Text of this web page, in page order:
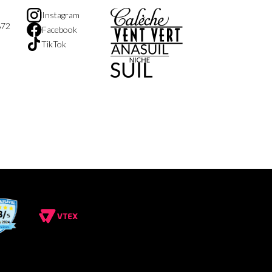
Instagram
Facebook
TikTok